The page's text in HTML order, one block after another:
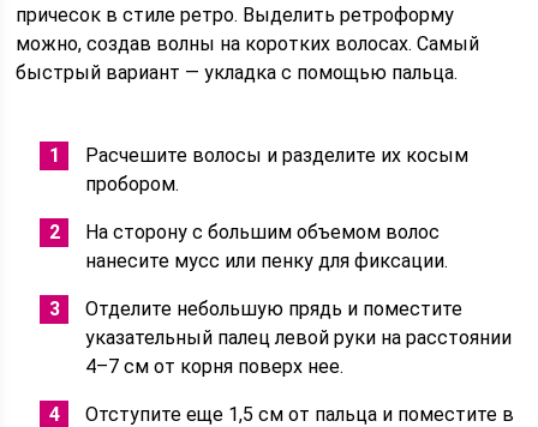
причесок в стиле ретро. Выделить ретроформу
можно, создав волны на коротких волосах. Самый
быстрый вариант — укладка с помощью пальца.
Расчешите волосы и разделите их косым
пробором.
На сторону с большим объемом волос
нанесите мусс или пенку для фиксации.
Отделите небольшую прядь и поместите
указательный палец левой руки на расстоянии
4–7 см от корня поверх нее.
Отступите еще 1,5 см от пальца и поместите в